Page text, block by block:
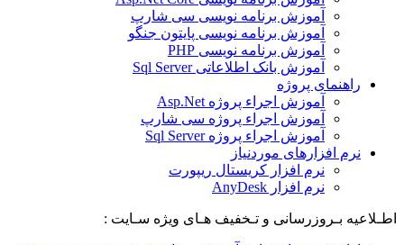
آموزش برنامه نویسی سی شارپ
آموزش برنامه نویسی پایتون جنگو
آموزش برنامه نویسی PHP
آموزش بانک اطلاعاتی Sql Server
راهنمای پروژه
آموزش اجراء پروژه Asp.Net
آموزش اجراء پروژه سی شارپ
آموزش اجراء پروژه Sql Server
نرم افزارهای موردنیاز
نرم افزار کریستال ریپورت
نرم افزار AnyDesk
اطـلاعیه بـروزرسانی و تـخفیف هـای ویژه سـایت :